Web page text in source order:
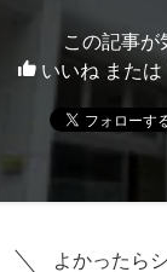
この記事が
いいね または
よかったら